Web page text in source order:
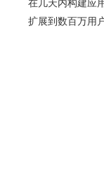
扩展到数百万用户